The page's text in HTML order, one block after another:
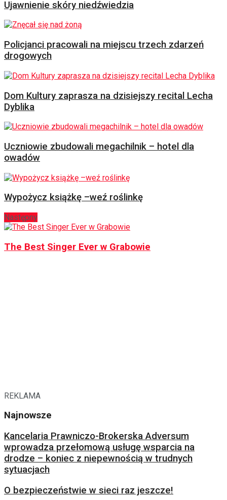
Ujawnienie skóry niedźwiedzia
Policjanci pracowali na miejscu trzech zdarzeń
drogowych
Dom Kultury zaprasza na dzisiejszy recital Lecha
Dyblika
Uczniowie zbudowali megachilnik – hotel dla
owadów
Wypożycz książkę –weź roślinkę
Następny
The Best Singer Ever w Grabowie
REKLAMA
Najnowsze
Kancelaria Prawniczo-Brokerska Adversum
wprowadza przełomową usługę wsparcia na
drodze – koniec z niepewnością w trudnych
sytuacjach
O bezpieczeństwie w sieci raz jeszcze!